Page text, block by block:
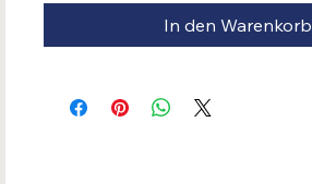
In den Warenkorb